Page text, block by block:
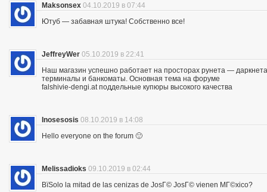
Maksonsex 04.10.2019 в 07:44
Ютуб — забавная штука! Собственно все!
JeffreyWer 05.10.2019 в 22:41
Наш магазин успешно работает на просторах рунета —
терминалы и банкоматы. Основная тема на форуме
falshivie-dengi.at поддельные купюры высокого качества
Inosesosis 08.10.2019 в 14:08
Hello everyone on the forum 🙂
Melissadioks 09.10.2019 в 02:44
ВїSolo la mitad de las cenizas de JosГ© JosГ© vienen MГ©xico?